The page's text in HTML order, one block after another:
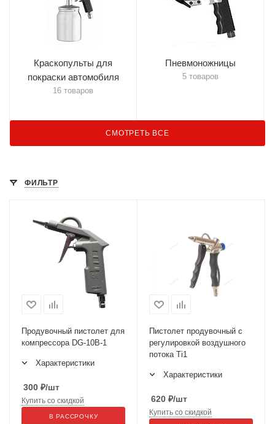
Краскопульты для
покраски автомобиля
16 товаров
Пневмоножницы
5 товаров
СМОТРЕТЬ ВСЕ
ФИЛЬТР
Продувочный пистолет для
компрессора DG-10B-1
Характеристики
300 ₽/шт
Купить со скидкой
В РАССРОЧКУ
Пистолет продувочный с
регулировкой воздушного
потока Ti1
Характеристики
620 ₽/шт
Купить со скидкой